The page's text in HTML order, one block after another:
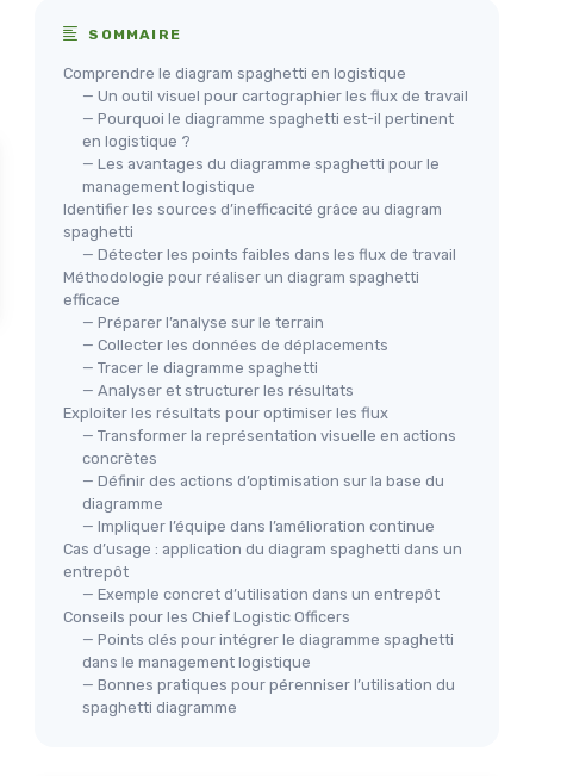
SOMMAIRE
Comprendre le diagram spaghetti en logistique
— Un outil visuel pour cartographier les flux de travail
— Pourquoi le diagramme spaghetti est-il pertinent
en logistique ?
— Les avantages du diagramme spaghetti pour le
management logistique
Identifier les sources d’inefficacité grâce au diagram
spaghetti
— Détecter les points faibles dans les flux de travail
Méthodologie pour réaliser un diagram spaghetti
efficace
— Préparer l’analyse sur le terrain
— Collecter les données de déplacements
— Tracer le diagramme spaghetti
— Analyser et structurer les résultats
Exploiter les résultats pour optimiser les flux
— Transformer la représentation visuelle en actions
concrètes
— Définir des actions d’optimisation sur la base du
diagramme
— Impliquer l’équipe dans l’amélioration continue
Cas d’usage : application du diagram spaghetti dans un
entrepôt
— Exemple concret d’utilisation dans un entrepôt
Conseils pour les Chief Logistic Officers
— Points clés pour intégrer le diagramme spaghetti
dans le management logistique
— Bonnes pratiques pour pérenniser l’utilisation du
spaghetti diagramme